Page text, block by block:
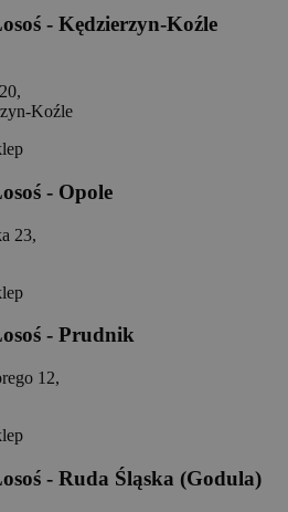
- Kędzierzyn-Koźle
Koźle
- Opole
23,
- Prudnik
12,
- Ruda Śląska (Godula)